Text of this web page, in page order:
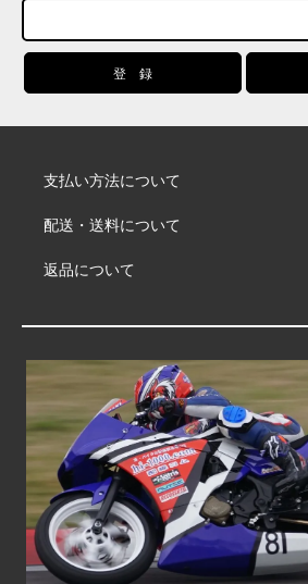
支払い方法について
配送・送料について
返品について